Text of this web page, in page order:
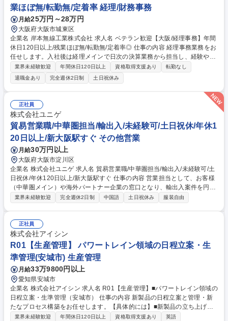
業ほぼ無/転勤無/定着率 経理/財務事務
月給25万円～28万円
大阪府大阪市城東区
企業名 岸本無線工業株式会社 求人名 ベテラン歓迎【大阪/経理事務】年間
休日120日以上/残業ほぼ無/転勤無/定着率◎ 仕事の内容 経理事務業務をお
任せします。入社後は経理メインで日次の決算業務から担当し、経験や適
性に合わせ順次任せる業務を増やしていきます。経理業務の合間に一般事
務も担当いただきます。残業はほぼ発生いたしません。 ＜＜経理業務＞＞
■請求業務■会計ソフトへの入力(勘定奉行)■買掛金・売掛金管理■経費精算
(楽楽清算)■月次業務(税理士と連携)■決算業務(税理士と連携)■各種税金納
付関連業務(ダイレクト納付)■税理士とのやりとり■その他経理関連業務 ＜
＜一般事務業務＞＞入札関係業務■名刺等の発注業務■HP管理業務■書類整
理、資料作成■電話やメール、来客対応■役員秘書業務■営業のサポート■
名刺等の顧客管理■その他管理部門関連の庶務 募集職種 ベテラン歓迎【大
阪/経理事務】年間休日120日以上/残業ほぼ無/転勤無/定着率◎
業界未経験歓迎 年間休日120日以上 資格取得支援あり
転勤なし
退職金あり
完全週休2日制 土日祝休み
正社員
株式会社ユニゲ
貿易営業職/中華圏担当/輸出入/未経験可/土日祝休/年休1
20日以上/新大阪駅すぐ その他営業
月給30万円以上
大阪府大阪市淀川区
企業名 株式会社ユニゲ 求人名 貿易営業職/中華圏担当/輸出入/未経験可/土
日祝休/年休120日以上/新大阪駅すぐ 仕事の内容 営業担当として、お客様
（中華圏メイン）や海外パートナー企業の窓口となり、輸出入案件を円滑
に進めるための調整・進行管理を担当していただきます。 案件ごとに社内
します。■お客様（中華圏メイン）・海外パートナー企業とのメール・電
話・チャット対応■お客様のご要望や商品情報のヒアリング■社内各部署へ
の依頼・調整・進捗管理■日本・中国の法規制や輸出入条件の案内・確認■
輸出入に必要な書類の回収・確認・手配、日程調整 募集職種 貿易営業職/
中華圏担当/輸出入/未経験可/土日祝休/年休120日以上/新大阪駅すぐ
業界未経験歓迎 完全週休2日制 中国語 土日祝休み 服装自由
正社員
株式会社アイシン
R01【生産管理】 パワートレイン領域の日程立案・生
準管理(安城市) 生産管理
月給33万9800円以上
愛知県安城市
企業名 株式会社アイシン 求人名 R01【生産管理】■パワートレイン領域の
日程立案・生準管理（安城市） 仕事の内容 新製品の日程立案と管理・新
たなプロセス構築をお任せします。【具体的には】■新製品の立ち上げま
でのトランスアクスルの日程立案■日程管理(進捗会議・節目会議)■立上り
業界未経験歓迎 年間休日120日以上 資格取得支援あり
英語